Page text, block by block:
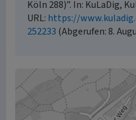
Köln 288)”. In: KuLaDig,
URL: https://
252233 (Abgerufen: 8.